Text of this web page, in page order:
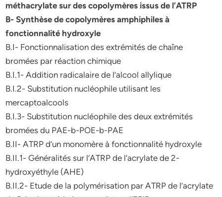
méthacrylate sur des copolymères issus de l’ATRP
B- Synthèse de copolymères amphiphiles à
fonctionnalité hydroxyle
B.I- Fonctionnalisation des extrémités de chaîne
bromées par réaction chimique
B.I.1- Addition radicalaire de l’alcool allylique
B.I.2- Substitution nucléophile utilisant les
mercaptoalcools
B.I.3- Substitution nucléophile des deux extrémités
bromées du PAE-b-POE-b-PAE
B.II- ATRP d’un monomère à fonctionnalité hydroxyle
B.II.1- Généralités sur l’ATRP de l’acrylate de 2-
hydroxyéthyle (AHE)
B.II.2- Etude de la polymérisation par ATRP de l’acrylate